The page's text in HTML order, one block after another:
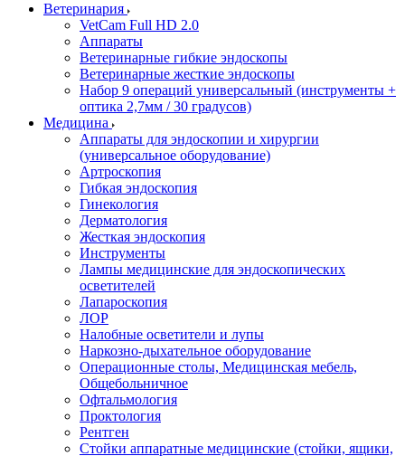
Ветеринария
VetCam Full HD 2.0
Аппараты
Ветеринарные гибкие эндоскопы
Ветеринарные жесткие эндоскопы
Набор 9 операций универсальный (инструменты +
оптика 2,7мм / 30 градусов)
Медицина
Аппараты для эндоскопии и хирургии
(универсальное оборудование)
Артроскопия
Гибкая эндоскопия
Гинекология
Дерматология
Жесткая эндоскопия
Инструменты
Лампы медицинские для эндоскопических
осветителей
Лапароскопия
ЛОР
Налобные осветители и лупы
Наркозно-дыхательное оборудование
Операционные столы, Медицинская мебель,
Общебольничное
Офтальмология
Проктология
Рентген
Стойки аппаратные медицинские (стойки, ящики,